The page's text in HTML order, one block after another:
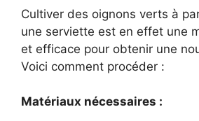
Cultiver des oignons verts à
une serviette est en effet une
et efficace pour obtenir une
Voici comment procéder :
Matériaux nécessaires :